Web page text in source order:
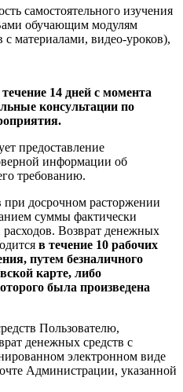
самостоятельного изучения
обучающим модулям
с материалами, видео-уроков),
14 дней с момента
консультации по
предоставление
информации об
требованию.
при досрочном расторжении
суммы фактически
Возврат денежных
в течение 10 рабочих
путем безналичного
карте, либо
была произведена
Пользователю,
денежных средств с
электронном виде
Администрации, указанной